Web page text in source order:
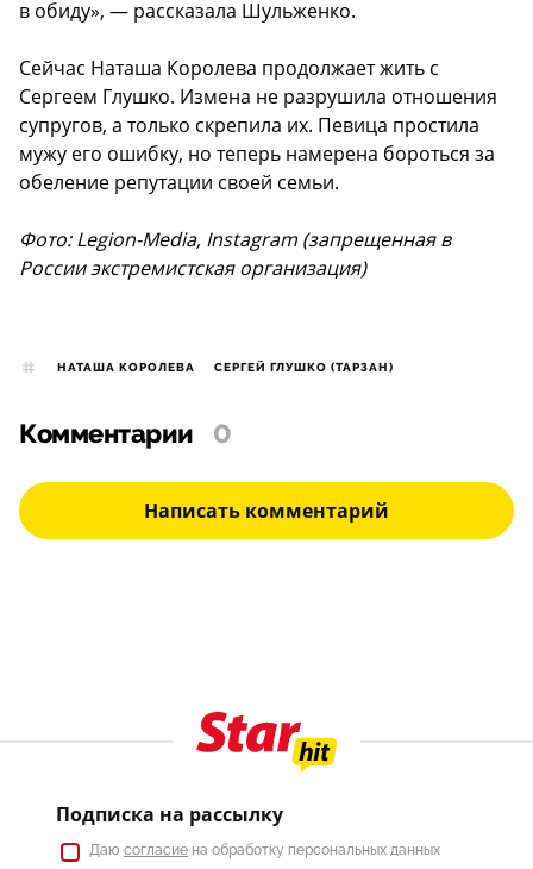
в обиду», — рассказала Шульженко.
Сейчас Наташа Королева продолжает жить с
Сергеем Глушко. Измена не разрушила отношения
супругов, а только скрепила их. Певица простила
мужу его ошибку, но теперь намерена бороться за
обеление репутации своей семьи.
Фото: Legion-Media, Instagram (запрещенная в
России экстремистская организация)
НАТАША КОРОЛЕВА СЕРГЕЙ ГЛУШКО (ТАРЗАН)
Комментарии 0
Написать комментарий
Подписка на рассылку
Даю согласие на обработку персональных данных